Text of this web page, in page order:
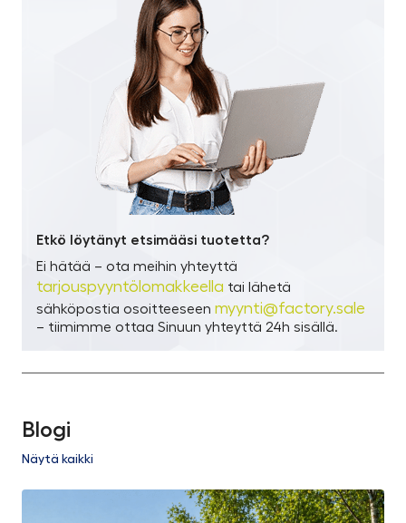
Etkö löytänyt etsimääsi tuotetta?
Ei hätää – ota meihin yhteyttä
tarjouspyyntölomakkeella tai lähetä
sähköpostia osoitteeseen myynti@factory.sale
– tiimimme ottaa Sinuun yhteyttä 24h sisällä.
Blogi
Näytä kaikki